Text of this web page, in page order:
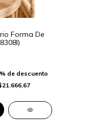
Forma De
de descuento